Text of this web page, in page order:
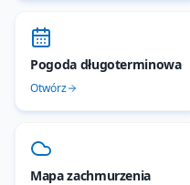
Pogoda długoterminowa
Otwórz
Mapa zachmurzenia